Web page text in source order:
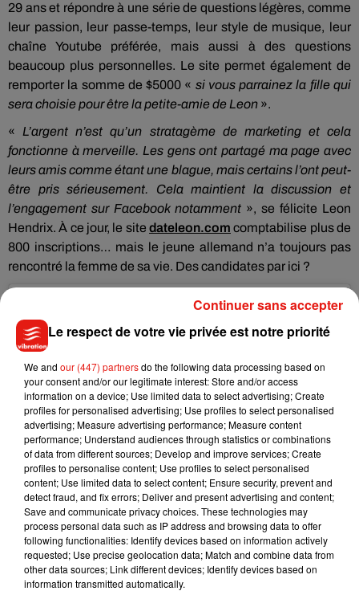
29 ans et répondre à une série de questions légères, comme
leur passion, leur passe-temps, leur style de musique, leur
chaîne Youtube préférée, mais aussi à des questions
beaucoup plus personnelles. Le site permet également de
remporter la somme de $5000 « si vous parrainez la fille qui
sera choisie pour être la petite-amie de Leon ».
« L’argent n’est qu’un stratagème de marketing et cela
fonctionne à merveille. Les gens ont partagé ma page avec
leurs amis comme étant une blague, mais certains l’ont peut-
être pris sérieusement. Cela maintient la discussion et
l’engagement sur Facebook notamment », se félicite Leon
Hendrix. À ce jour, le site dateleon.com comptabilise plus de
800 inscriptions… mais le jeune allemand n’a toujours pas
rencontré la femme de sa vie. Des candidates par ici ?
Voir cette publication sur Instagram
Une publication partagée par Leon Hendrix (@leonjhendrix)
le
Le respect de votre vie privée est notre priorité
We and our (447) partnersdo the following data processing based on
your consent and/or our legitimate interest: Store and/or access
information on a device; Use limited data to select advertising; Create
profiles for personalised advertising; Use profiles to select personalised
advertising; Measure advertising performance; Measure content
performance; Understand audiences through statistics or combinations
of data from different sources; Develop and improve services; Create
profiles to personalise content; Use profiles to select personalised
content; Use limited data to select content; Ensure security, prevent and
detect fraud, and fix errors; Deliver and present advertising and content;
Save and communicate privacy choices. These technologies may
process personal data such as IP address and browsing data to offer
following functionalities: Identify devices based on information actively
requested; Use precise geolocation data; Match and combine data from
other data sources; Link different devices; Identify devices based on
information transmitted automatically.
Continuer sans accepter